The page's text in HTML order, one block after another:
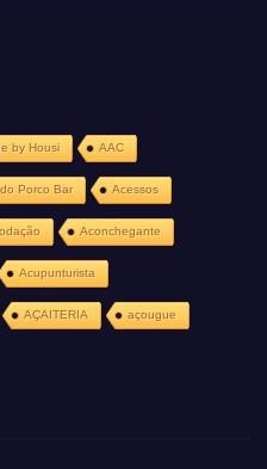
by Housi AAC
Porco Bar Acessos
Aconchegante
Acupunturista
AÇAITERIA açougue